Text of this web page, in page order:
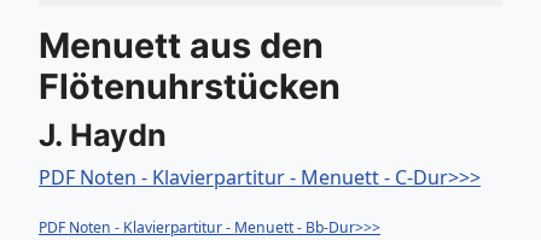
Menuett aus den
Flötenuhrstücken
J. Haydn
PDF Noten - Klavierpartitur - Menuett - C-Dur>>>
PDF Noten - Klavierpartitur - Menuett - Bb-Dur>>>